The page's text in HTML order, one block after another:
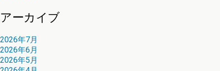
アーカイブ
2026年7月
2026年6月
2026年5月